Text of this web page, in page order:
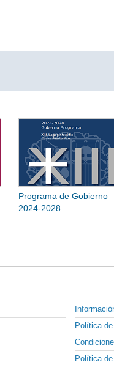
Programa de Gobierno
2024-2028
Política
Política